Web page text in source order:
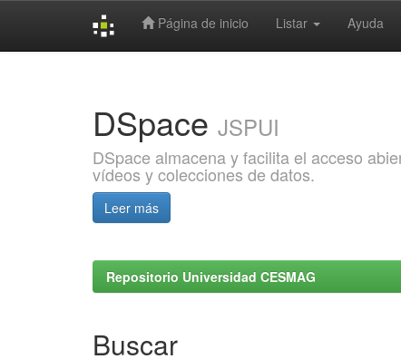
Página de inicio Listar Ayuda
DSpace JSPUI
DSpace almacena y facilita el acceso
vídeos y colecciones de datos.
Leer más
Repositorio Universidad CESMAG
Buscar